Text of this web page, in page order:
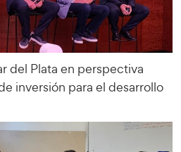
del Plata en perspectiva
inversión para el desarrollo